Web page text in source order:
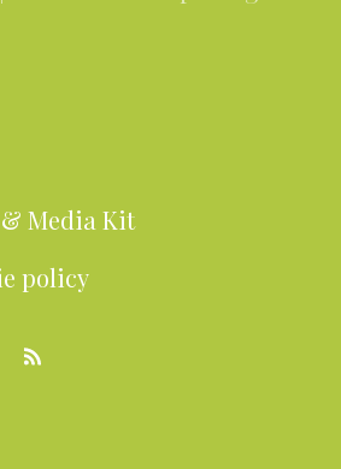
Media Kit
policy